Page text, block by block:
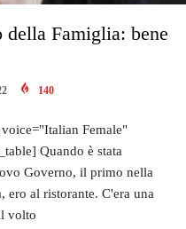
Famiglia: bene
140
Female"
Quando è stata
Governo, il primo nella
ero al ristorante. C'era una
volto